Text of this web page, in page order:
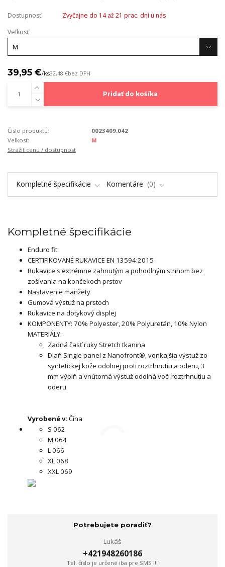
Dostupnosť
Zvyčajne do 14 až 21 prac. dní u nás
Veľkosť
39,95 €/ks32,48 €bez DPH
Pridať do košíka
Číslo produktu:
0023409.042
Veľkosť:
M
Strážiť cenu / dostupnosť
Kompletné špecifikácie Komentáre 0
Kompletné špecifikácie
Enduro fit
CERTIFIKOVANÉ RUKAVICE EN 13594:2015
Rukavice s extrémne zahnutým a pohodlným strihom bez
zošívania na končekoch prstov
Nastavenie manžety
Gumová výstuž na prstoch
Rukavice na dotykový displej
KOMPONENTY: 70% Polyester, 20% Polyuretán, 10% Nylon
MATERIÁLY:
Zadná časť ruky Stretch tkanina
Dlaň Single panel z Nanofront®, vonkajšia výstuž zo
syntetickej kože odolnej proti roztrhnutiu a oderu, 3
mm výplň a vnútorná výstuž odolná voči roztrhnutiu a
oderu
Vyrobené v: Čína
S 062
M 064
L 066
XL 068
XXL 069
Potrebujete poradiť?
Lukáš
+421948260186
Tel. číslo je určené iba pre SMS !!!